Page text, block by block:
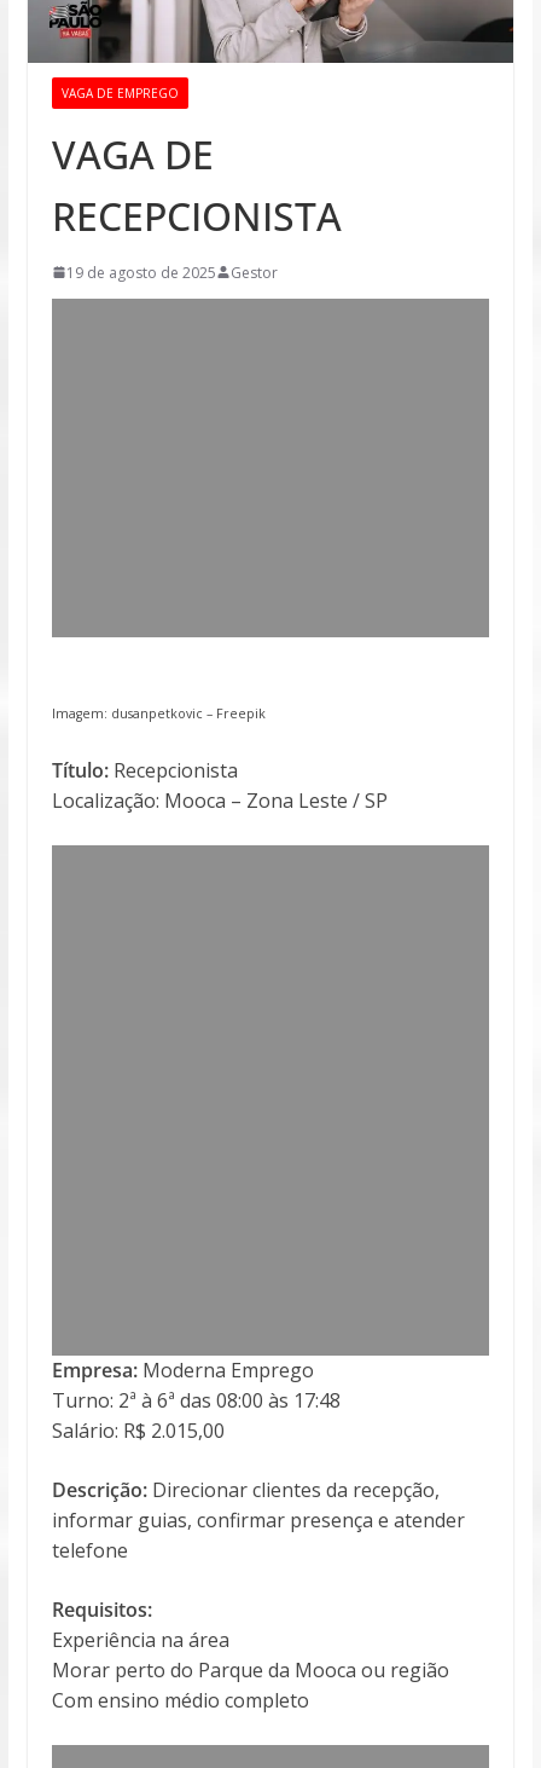
VAGA DE EMPREGO
VAGA DE
RECEPCIONISTA
19 de agosto de 2025 Gestor
Imagem: dusanpetkovic – Freepik
Título:Recepcionista
Localização: Mooca – Zona Leste / SP
Empresa:Moderna Emprego
Turno: 2ª à 6ª das 08:00 às 17:48
Salário: R$ 2.015,00
Descrição:Direcionar clientes da recepção,
informar guias, confirmar presença e atender
telefone
Requisitos:
Experiência na área
Morar perto do Parque da Mooca ou região
Com ensino médio completo